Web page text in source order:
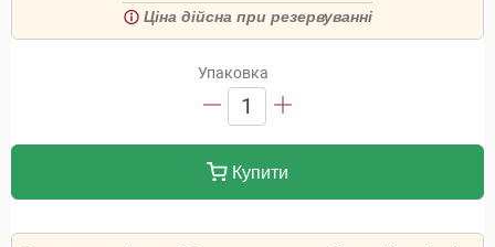
Ціна дійсна при резервуванні
Упаковка
1
Купити